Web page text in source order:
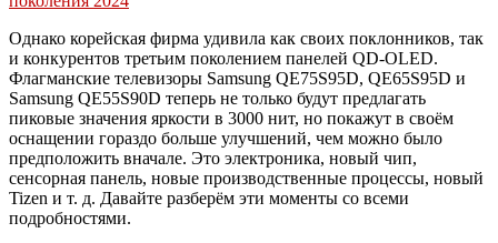
Однако корейская фирма удивила как своих поклонников, так
и конкурентов третьим поколением панелей QD-OLED.
Флагманские телевизоры Samsung QE75S95D, QE65S95D и
Samsung QE55S90D теперь не только будут предлагать
пиковые значения яркости в 3000 нит, но покажут в своём
оснащении гораздо больше улучшений, чем можно было
предположить вначале. Это электроника, новый чип,
сенсорная панель, новые производственные процессы, новый
Tizen и т. д. Давайте разберём эти моменты со всеми
подробностями.